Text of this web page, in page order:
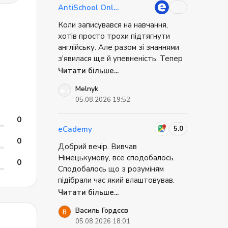
0
0
0
знайти на офіційному сайті.
мабуть, найкраще, що могло
AntiSchool Online
Коли записувався на навчання,
хотів просто трохи підтягнути
англійську. Але разом зі знаннями
з'явилася ще й упевненість. Тепер
без страху беру участь у робочих
запитання або підтримати
розмову. Найважливіше — більше
що «англійська ще недостатньо
хороша». Це відчуття свободи
дорогого варте.
Читати більше...
Melnyk
05.08.2026 19:52
eCademy 5.0
Добрий вечір. Вивчав
Німецькумову, все сподобалось.
Сподобалось що з розуміням
підібрали час який влаштовував.
Сподобався викладач, який все по
поставити запитання якщо щось
не зрозумів чи можливо щось
Читати більше...
Василь Гордєєв
05.08.2026 18:01